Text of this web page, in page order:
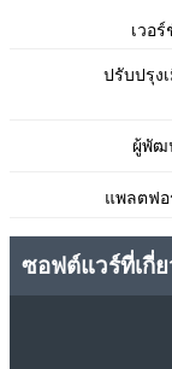
เวอ
ปรับปรุง
ผู้พัฒ
แพลตฟอ
ซอฟต์แวร์ที่เกี่